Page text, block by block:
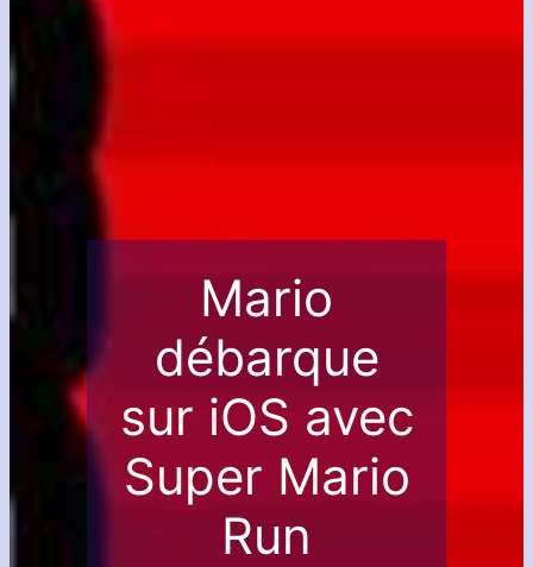
Mario
débarque
sur iOS avec
Super Mario
Run